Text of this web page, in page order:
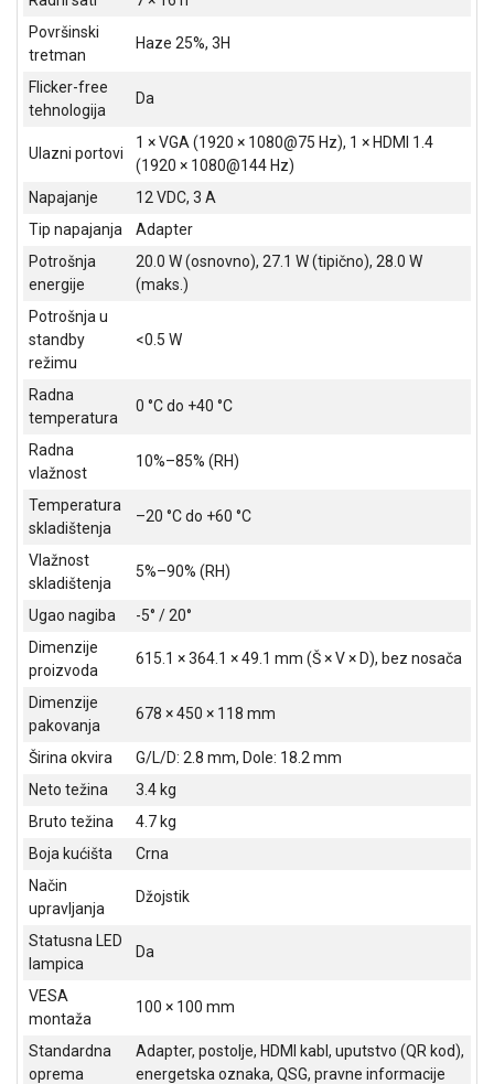
Površinski
tretman
Haze 25%, 3H
Flicker-free
tehnologija
Da
Ulazni portovi
1 × VGA (1920 × 1080@75 Hz), 1 × HDMI 1.4
(1920 × 1080@144 Hz)
Napajanje
12 VDC, 3 A
Tip napajanja
Adapter
Potrošnja
energije
20.0 W (osnovno), 27.1 W (tipično), 28.0 W
(maks.)
Potrošnja u
standby
režimu
<0.5 W
Radna
temperatura
0 °C do +40 °C
Radna
vlažnost
10%–85% (RH)
Temperatura
skladištenja
–20 °C do +60 °C
Vlažnost
skladištenja
5%–90% (RH)
Ugao nagiba
-5° / 20°
Dimenzije
proizvoda
615.1 × 364.1 × 49.1 mm (Š × V × D), bez nosača
Dimenzije
pakovanja
678 × 450 × 118 mm
Širina okvira
G/L/D: 2.8 mm, Dole: 18.2 mm
Neto težina
3.4 kg
Bruto težina
4.7 kg
Boja kućišta
Crna
Način
upravljanja
Džojstik
Statusna LED
lampica
Da
VESA
montaža
100 × 100 mm
Standardna
oprema
Adapter, postolje, HDMI kabl, uputstvo (QR kod),
energetska oznaka, QSG, pravne informacije